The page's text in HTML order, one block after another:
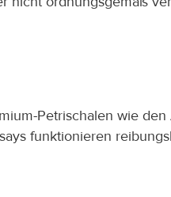
Petrischalen wie
funktionieren